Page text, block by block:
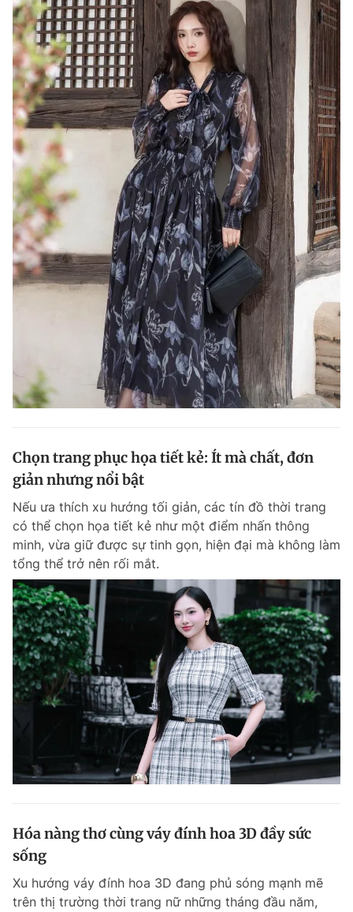
Chọn trang phục họa tiết kẻ: Ít mà chất, đơn
giản nhưng nổi bật
Nếu ưa thích xu hướng tối giản, các tín đồ thời trang
có thể chọn họa tiết kẻ như một điểm nhấn thông
minh, vừa giữ được sự tinh gọn, hiện đại mà không làm
tổng thể trở nên rối mắt.
Hóa nàng thơ cùng váy đính hoa 3D đầy sức
sống
Xu hướng váy đính hoa 3D đang phủ sóng mạnh mẽ
trên thị trường thời trang nữ những tháng đầu năm,